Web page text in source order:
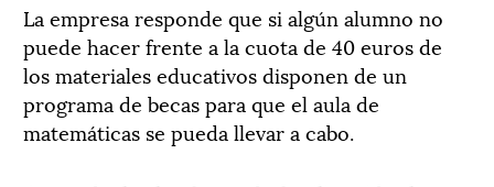
La empresa responde que si algún alumno no
puede hacer frente a la cuota de 40 euros de
los materiales educativos disponen de un
programa de becas para que el aula de
matemáticas se pueda llevar a cabo.